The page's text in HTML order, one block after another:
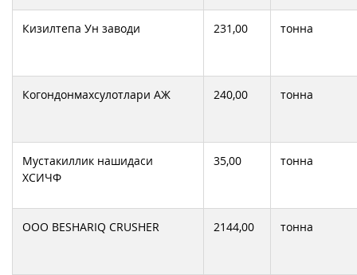
Кизилтепа Ун заводи 231,00 тонна
Когондонмахсулотлари АЖ 240,00 тонна
Мустакиллик нашидаси
ХСИЧФ
35,00 тонна
ООО BESHARIQ CRUSHER 2144,00 тонна